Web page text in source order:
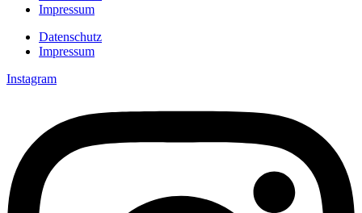
Impressum
Datenschutz
Impressum
Instagram